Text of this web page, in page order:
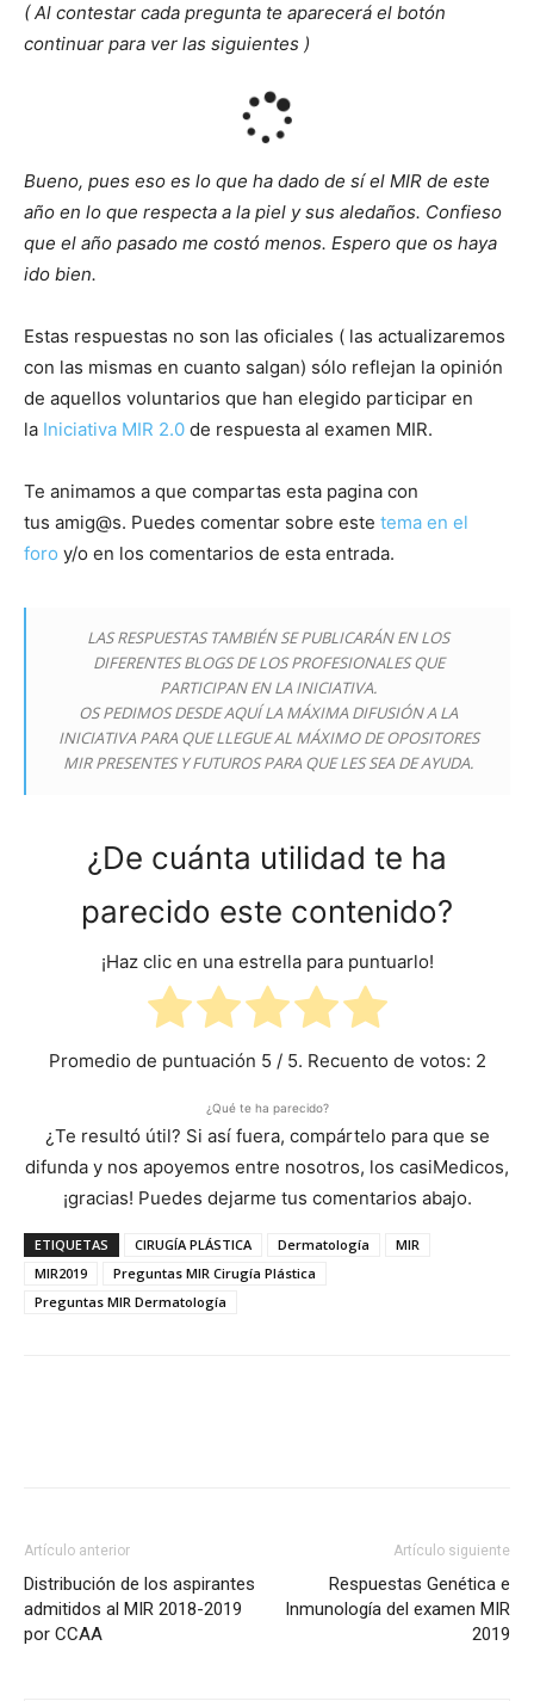
( Al contestar cada pregunta te aparecerá el botón
continuar para ver las siguientes )
.
Bueno, pues eso es lo que ha dado de sí el MIR de este
año en lo que respecta a la piel y sus aledaños. Confieso
que el año pasado me costó menos. Espero que os haya
ido bien.
Estas respuestas no son las oficiales ( las actualizaremos
con las mismas en cuanto salgan) sólo reflejan la opinión
de aquellos voluntarios que han elegido participar en
la Iniciativa MIR 2.0 de respuesta al examen MIR.
Te animamos a que compartas esta pagina con
tus amig@s. Puedes comentar sobre este tema en el
foro y/o en los comentarios de esta entrada.
LAS RESPUESTAS TAMBIÉN SE PUBLICARÁN EN LOS
DIFERENTES BLOGS DE LOS PROFESIONALES QUE
PARTICIPAN EN LA INICIATIVA.
OS PEDIMOS DESDE AQUÍ LA MÁXIMA DIFUSIÓN A LA
INICIATIVA PARA QUE LLEGUE AL MÁXIMO DE OPOSITORES
MIR PRESENTES Y FUTUROS PARA QUE LES SEA DE AYUDA.
¿De cuánta utilidad te ha
parecido este contenido?
¡Haz clic en una estrella para puntuarlo!
Promedio de puntuación 5 / 5. Recuento de votos: 2
¿Qué te ha parecido?
¿Te resultó útil? Si así fuera, compártelo para que se
difunda y nos apoyemos entre nosotros, los casiMedicos,
¡gracias! Puedes dejarme tus comentarios abajo.
ETIQUETAS CIRUGÍA PLÁSTICA Dermatología
MIR
MIR2019
Preguntas MIR Cirugía Plástica
Preguntas MIR Dermatología
Artículo anterior
Distribución de los aspirantes
admitidos al MIR 2018-2019
por CCAA
Artículo siguiente
Respuestas Genética e
Inmunología del examen MIR
2019